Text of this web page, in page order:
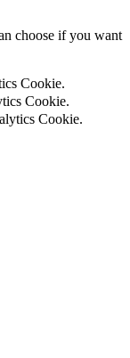
choose if you want
Cookie.
Cookie.
Cookie.